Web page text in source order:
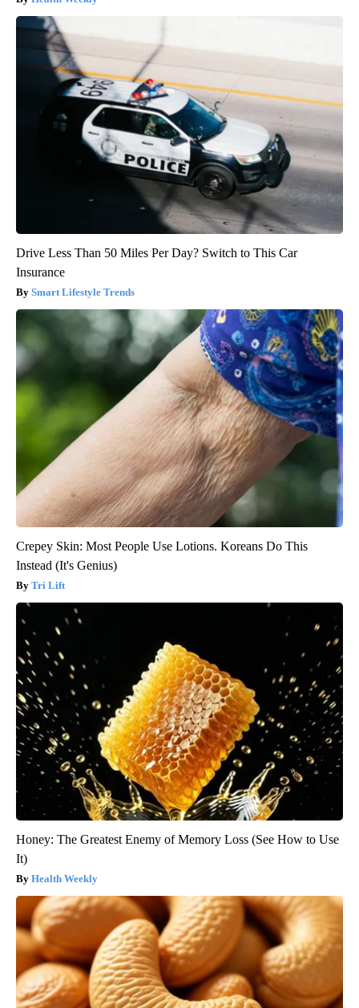
Drive Less Than 50 Miles Per Day? Switch to This Car
Insurance
Smart Lifestyle Trends
Crepey Skin: Most People Use Lotions. Koreans Do This
Instead (It's Genius)
Tri Lift
Honey: The Greatest Enemy of Memory Loss (See How to Use
It)
Health Weekly